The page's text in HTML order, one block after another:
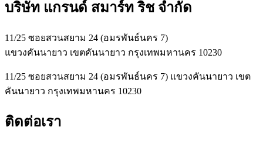
บริษัท แกรนด์ สมาร์ท ริช จำกัด
11/25 ซอยสวนสยาม 24 (อมรพันธ์นคร 7)
แขวงคันนายาว เขตคันนายาว กรุงเทพมหานคร 10230
11/25 ซอยสวนสยาม 24 (อมรพันธ์นคร 7) แขวงคันนายาว เขต
คันนายาว กรุงเทพมหานคร 10230
ติดต่อเรา